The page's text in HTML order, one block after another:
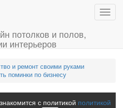
и ремонт своими руками
поминки по бизнесу
с политикой политикой